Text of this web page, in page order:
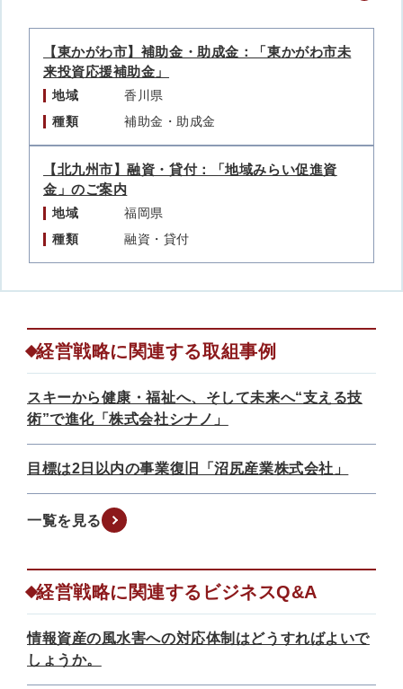
【東かがわ市】補助金・助成金：「東かがわ市未
来投資応援補助金」
地域
香川県
種類
補助金・助成金
【北九州市】融資・貸付：「地域みらい促進資
金」のご案内
地域
福岡県
種類
融資・貸付
経営戦略に関連する取組事例
スキーから健康・福祉へ、そして未来へ“支える技
術”で進化「株式会社シナノ」
目標は2日以内の事業復旧「沼尻産業株式会社」
一覧を見る
経営戦略に関連するビジネスQ&A
情報資産の風水害への対応体制はどうすればよいで
しょうか。